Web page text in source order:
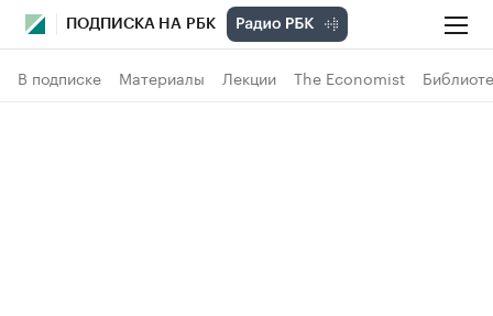
ПОДПИСКА НА РБК
В подписке Материалы Лекции The Economist